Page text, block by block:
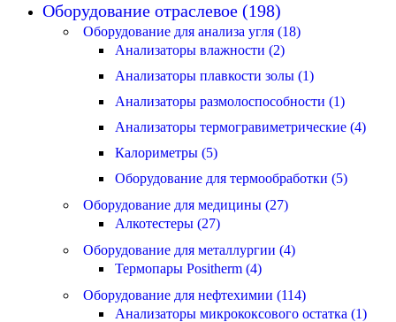
Оборудование отраслевое (198)
Оборудование для анализа угля (18)
Анализаторы влажности (2)
Анализаторы плавкости золы (1)
Анализаторы размолоспособности (1)
Анализаторы термогравиметрические (4)
Калориметры (5)
Оборудование для термообработки (5)
Оборудование для медицины (27)
Алкотестеры (27)
Оборудование для металлургии (4)
Термопары Positherm (4)
Оборудование для нефтехимии (114)
Анализаторы микрококсового остатка (1)